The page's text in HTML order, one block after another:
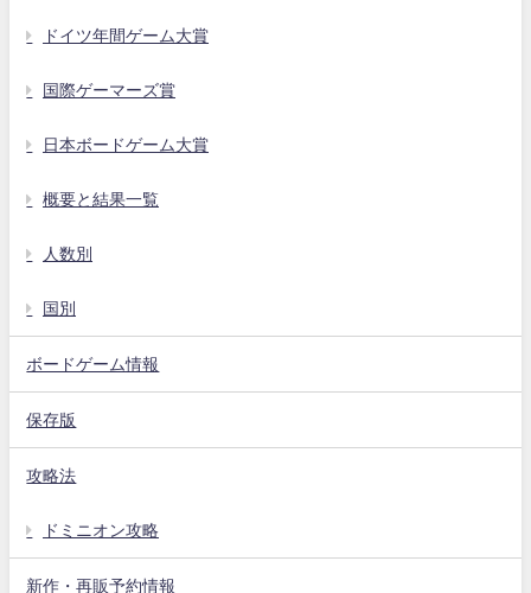
ドイツ年間ゲーム大賞
国際ゲーマーズ賞
日本ボードゲーム大賞
概要と結果一覧
人数別
国別
ボードゲーム情報
保存版
攻略法
ドミニオン攻略
新作・再販予約情報